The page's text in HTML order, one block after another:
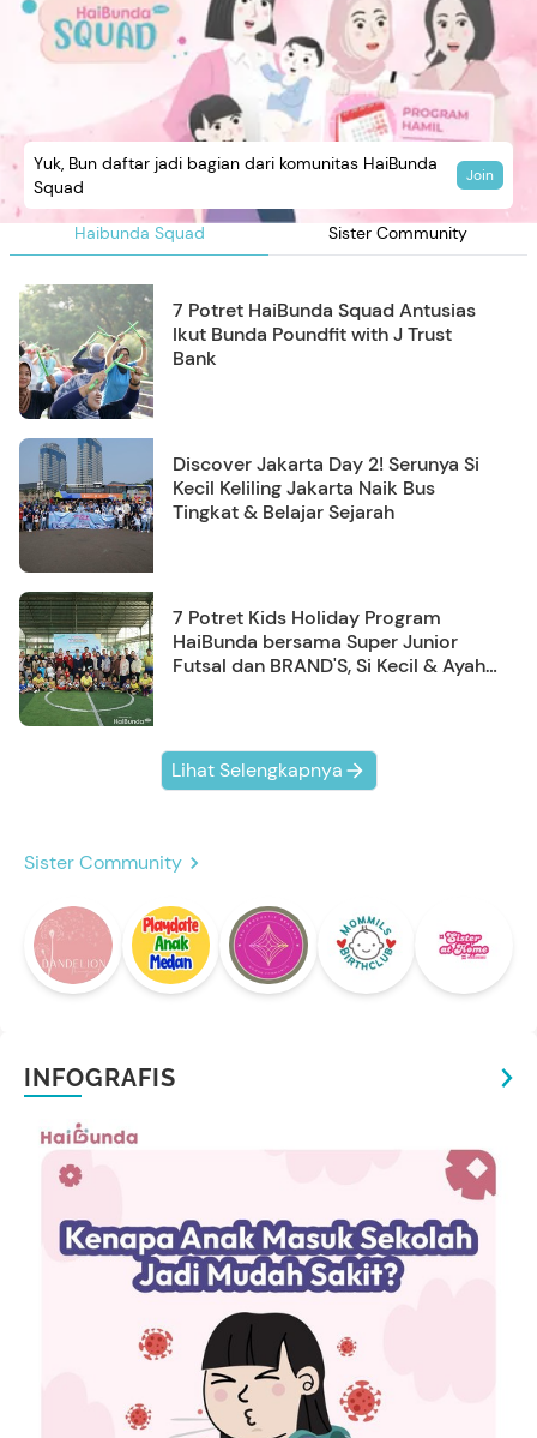
Haibunda Squad Sister Community
Yuk, Bun daftar jadi bagian dari komunitas HaiBunda
Squad
Join
7 Potret HaiBunda Squad Antusias
Ikut Bunda Poundfit with J Trust
Bank
Discover Jakarta Day 2! Serunya Si
Kecil Keliling Jakarta Naik Bus
Tingkat & Belajar Sejarah
7 Potret Kids Holiday Program
HaiBunda bersama Super Junior
Futsal dan BRAND'S, Si Kecil & Ayah
Lihat Selengkapnya
Sister Community
INFOGRAFIS